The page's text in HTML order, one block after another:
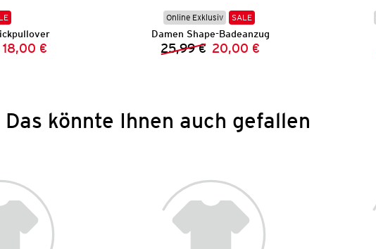
Preis:
Preis:
18,00 €
Online Exklusiv SALE
Damen Shape-Badeanzug
Vorheriger Preis:
25,99 € Neuer Preis:
20,00 €
Das könnte Ihnen auch gefallen